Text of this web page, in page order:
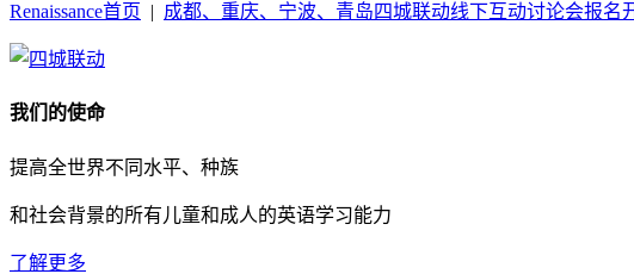
Renaissance首页 | 成都、重庆、宁波、青岛四城联动线下互动讨论会报名
我们的使命
提高全世界不同水平、种族
和社会背景的所有儿童和成人的英语学习能力
了解更多